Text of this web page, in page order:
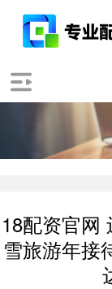
18配资官网
雪旅游年接